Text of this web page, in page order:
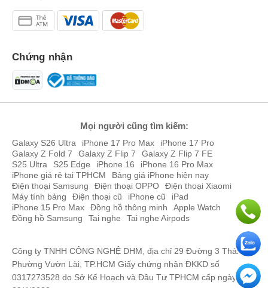
Chứng nhận
Mọi người cũng tìm kiếm:
Galaxy S26 Ultra iPhone 17 Pro Max
iPhone 17 Pro
Galaxy Z Fold 7
Galaxy Z Flip 7
Galaxy Z Flip 7 FE
S25 Ultra
S25 Edge iPhone 16
iPhone 16 Pro Max
iPhone giá rẻ tại TPHCM
Bảng giá iPhone hiện nay
Điện thoại Samsung
Điện thoại OPPO
Điện thoại Xiaomi
Máy tính bảng
Điện thoại cũ iPhone cũ
iPad
iPhone 15 Pro Max
Đồng hồ thông minh
Apple Watch
Đồng hồ Samsung
Tai nghe Tai nghe Airpods
Công ty TNHH CÔNG NGHỆ DHM, địa chỉ 29 Đường 3 Tháng 2,
Phường Vườn Lài, TP.HCM Giấy chứng nhận ĐKKD số
0317273528 do Sở Kế Hoạch và Đầu Tư TPHCM cấp ngày